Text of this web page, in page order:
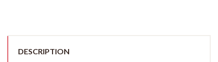
DESCRIPTION